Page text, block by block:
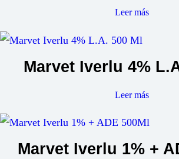
Leer más
Marvet Iverlu 4%
Leer más
Marvet Iverlu 1% +